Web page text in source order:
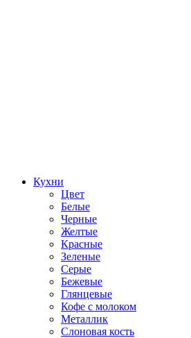
Кухни
Цвет
Белые
Черные
Желтые
Красные
Зеленые
Серые
Бежевые
Глянцевые
Кофе с молоком
Металлик
Слоновая кость